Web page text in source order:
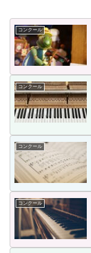
コンクール
コンクール
コンクール
コンクール